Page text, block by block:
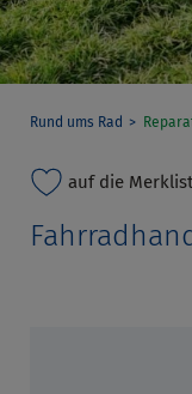
Rund ums Rad
auf die